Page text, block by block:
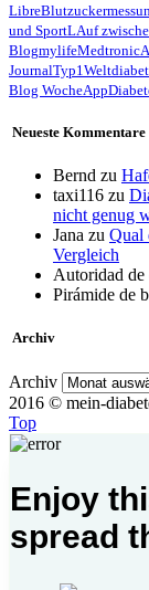
Libre
und SportLAuf
BlogmylifeMedtronic
JournalTyp1
Blog WocheApp
Neueste Kommentare
Bernd zu
taxi116 zu
nicht genug
Jana zu Qual
Vergleich
Autoridad
Pirámide de
Archiv
Archiv
2016 © mein-
Top
Enjoy
spread